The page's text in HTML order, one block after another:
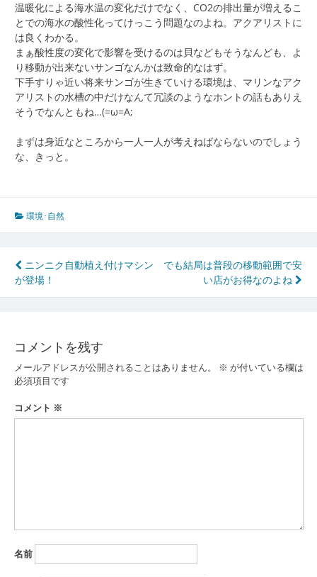
温暖化による海水温の変化だけでなく、CO2の排出量が増えるこ
とでの海水の酸性化ってけっこう問題なのよね。アクアリストに
は良くわかる。
まぁ酸性度の変化で影響を受けるのは貝などもそうなんども、よ
り移動が出来ないサンゴなんかは致命的なはず。
下手すりゃ近い将来サンゴが生きていける環境は、マリンなアク
アリストの水槽の中だけなんて冗談のようなホントの話もありえ
そうでなんともね…(=ω=A;
まずは身近なところから一人一人が考えねばならないのでしょう
な、きっと。
環境･自然
投
稿
ビ
ゲ
ー
シ
ニンニク自動植え付けマシン
が登場！
でも結局は普段の移動範囲で安
い店がお得なのよね
コメントを残す
メールアドレスが公開されることはありません。 ※ が付いている欄は
必須項目です
コメント ※
名前